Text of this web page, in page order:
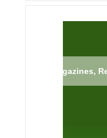
Magazines,